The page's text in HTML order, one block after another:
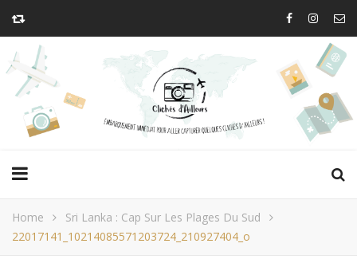
Home
Sri Lanka : Cap Sur Les Plages Du Sud
22017141_10214085571203724_210927404_o